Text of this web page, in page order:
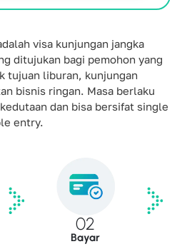
visa kunjungan jangka
ditujukan bagi pemohon yang
tujuan liburan, kunjungan
bisnis ringan. Masa berlaku
dan bisa bersifat single
entry.
02
Bayar